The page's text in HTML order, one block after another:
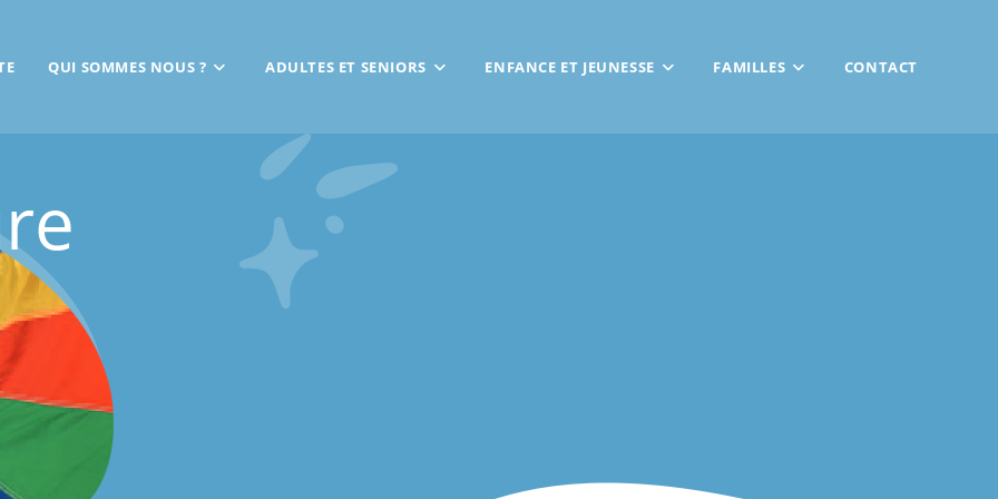
QUI SOMMES NOUS ? ADULTES ET SENIORS ENFANCE ET JEUNESSE FAMILLES CONTACT